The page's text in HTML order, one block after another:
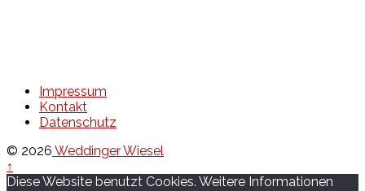
Impressum
Kontakt
Datenschutz
© 2026 Weddinger Wiesel
↑
Diese Website benutzt Cookies. Weitere Informationen